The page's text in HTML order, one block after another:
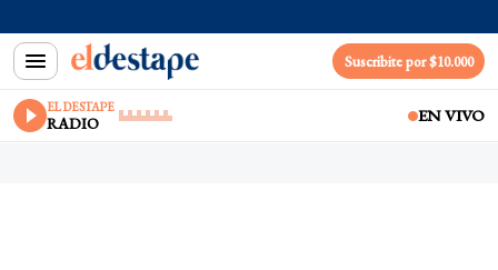
Suscribite por $10.000
EL DESTAPE
RADIO EN VIVO